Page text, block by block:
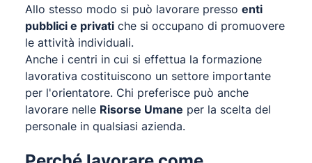
Allo stesso modo si può lavorare presso enti
pubblici e privati che si occupano di promuovere
le attività individuali.
Anche i centri in cui si effettua la formazione
lavorativa costituiscono un settore importante
per l'orientatore. Chi preferisce può anche
lavorare nelle Risorse Umane per la scelta del
personale in qualsiasi azienda.